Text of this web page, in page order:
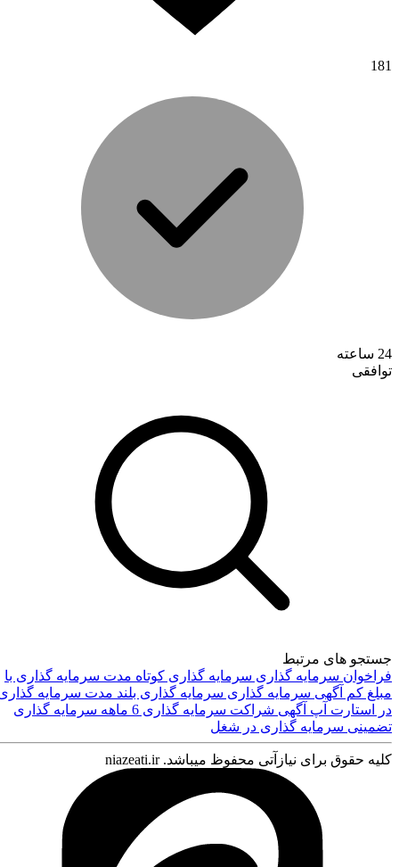
ورود
181
24 ساعته
توافقی
جستجو های مرتبط
فراخوان سرمایه گذاریسرمایه گذاری کوتاه مدتسرمایه گذاری با
مبلغ کمآگهی سرمایه گذاریسرمایه گذاری بلند مدتسرمایه گذاری
در استارت آپآگهی شراکتسرمایه گذاری 6 ماهه
سرمایه گذاری
تضمینی سرمایه گذاری در شغل
کلیه حقوق برای نیازآتی محفوظ میباشد. niazeati.ir